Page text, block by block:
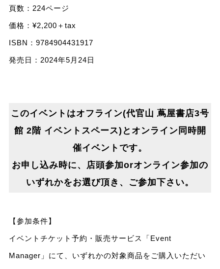
頁数：224ページ
価格：¥2,200＋tax
ISBN：9784904431917
発売日：2024年5月24日
このイベントはオフライン(代官山 蔦屋書店3号
館 2階 イベントスペース)とオンライン同時開
催イベントです。
お申し込み時に、店頭参加orオンライン参加の
いずれかをお選び頂き、ご参加下さい。
【参加条件】
イベントチケット予約・販売サービス「Event
Manager」にて、いずれかの対象商品をご購入いただい